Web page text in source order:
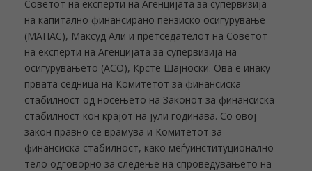
Советот на експерти на Агенцијата за супервизија
на капитално финансирано пензиско осигурување
(МАПАС), Максуд Али и претседателот на Советот
на експерти на Агенцијата за супервизија на
осигурувањето (АСО), Крсте Шајноски. Ова е инаку
првата седница на Комитетот за финансиска
стабилност од носењето на Законот за финансиска
стабилност кон крајот на јули годинава. Со овој
закон правно се врамува и Комитетот за
финансиска стабилност, како меѓуинституционално
тело одговорно за следење на спроведувањето на